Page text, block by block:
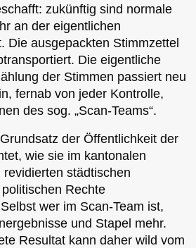
zukünftig sind normale
an der eigentlichen
Die ausgepackten Stimmzettel
Die eigentliche
der Stimmen passiert neu
fernab von jeder Kontrolle,
des sog. „Scan-Teams“.
der Öffentlichkeit der
wie sie im kantonalen
städtischen
Rechte
wer im Scan-Team ist,
und Stapel mehr.
Resultat kann daher wild vom